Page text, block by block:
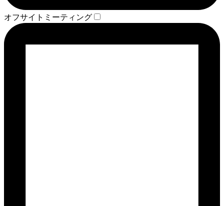
オフサイトミーティング